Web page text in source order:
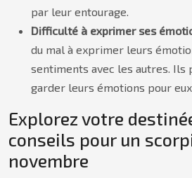
par leur entourage.
Difficulté à exprimer ses
du mal à exprimer leurs
sentiments avec les autres.
garder leurs émotions pour
Explorez votre
conseils pour un
novembre